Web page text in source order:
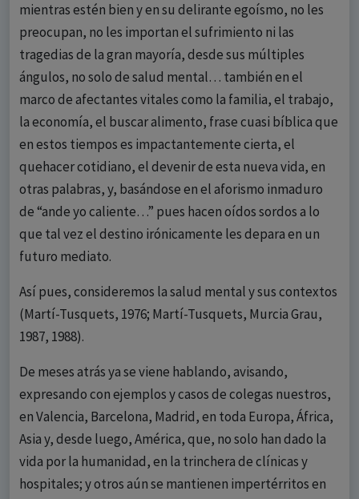
mientras estén bien y en su delirante egoísmo, no les
preocupan, no les importan el sufrimiento ni las
tragedias de la gran mayoría, desde sus múltiples
ángulos, no solo de salud mental… también en el
marco de afectantes vitales como la familia, el trabajo,
la economía, el buscar alimento, frase cuasi bíblica que
en estos tiempos es impactantemente cierta, el
quehacer cotidiano, el devenir de esta nueva vida, en
otras palabras, y, basándose en el aforismo inmaduro
de “ande yo caliente…” pues hacen oídos sordos a lo
que tal vez el destino irónicamente les depara en un
futuro mediato.
Así pues, consideremos la salud mental y sus contextos
(Martí-Tusquets, 1976; Martí-Tusquets, Murcia Grau,
1987, 1988).
De meses atrás ya se viene hablando, avisando,
expresando con ejemplos y casos de colegas nuestros,
en Valencia, Barcelona, Madrid, en toda Europa, África,
Asia y, desde luego, América, que, no solo han dado la
vida por la humanidad, en la trinchera de clínicas y
hospitales; y otros aún se mantienen impertérritos en